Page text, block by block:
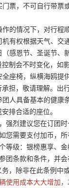
票，不可自行带票
的情况下，对行
有权根据天气、
感恩节、圣诞节
制会不时变化，如
座椅，纵横海鸥提
担，敬请理解。出
人具备基本的健
排合适的座位。
强烈建议您在订团
您需要支付加币，
等级：银榜惠享、
团条款和条件，并
，除非在此条例中
使用成本大大增加